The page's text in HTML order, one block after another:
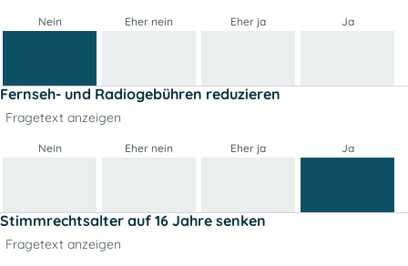
Nein Eher nein Eher ja Ja
Fernseh- und Radiogebühren reduzieren
Fragetext anzeigen
Nein Eher nein Eher ja Ja
Stimmrechtsalter auf 16 Jahre senken
Fragetext anzeigen